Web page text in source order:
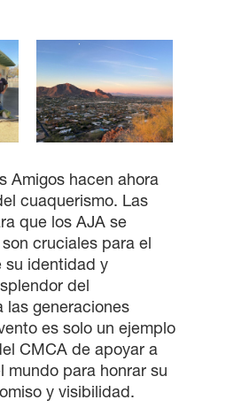
Amigos hacen ahora
cuaquerismo. Las
que los AJA se
cruciales para el
su identidad y
del
las generaciones
es solo un ejemplo
CMCA de apoyar a
mundo para honrar su
y visibilidad.